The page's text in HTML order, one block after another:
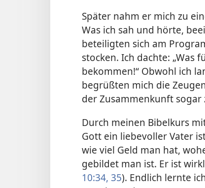
Später nahm er mich zu
Was ich sah und hörte,
beteiligten sich am
stocken. Ich dachte: „Was
bekommen!“ Obwohl ich
begrüßten mich die
der Zusammenkunft sogar
Durch meinen Bibelkurs
Gott ein liebevoller Vater
wie viel Geld man hat,
gebildet man ist. Er ist
10:34, 35). Endlich lernte